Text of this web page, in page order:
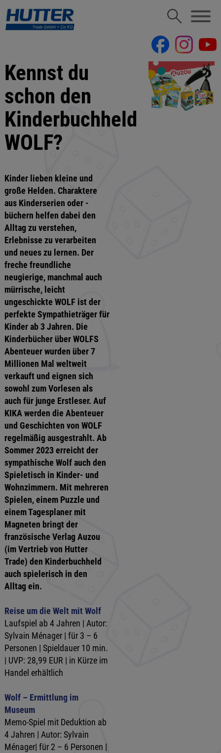
Kennst du
schon den
Kinderbuchheld
WOLF?
Kinder lieben kleine und
große Helden. Charaktere
aus Kinderserien oder -
büchern helfen dabei den
Alltag zu verstehen,
Erlebnisse zu verarbeiten
und neues zu lernen. Der
freche freundliche
neugierige, manchmal auch
mürrische, leicht
ungeschickte WOLF ist der
perfekte Sympathieträger für
Kinder ab 3 Jahren. Die
Kinderbücher über WOLFS
Abenteuer wurden über 7
Millionen Mal weltweit
verkauft und eignen sich
sowohl zum Vorlesen als
auch für junge Erstleser. Auf
KIKA werden die Abenteuer
und Geschichten von WOLF
regelmäßig ausgestrahlt. Ab
Sommer 2023 erreicht der
sympathische Wolf auch den
Spieletisch in Kinder- und
Wohnzimmern. Mit mehreren
Spielen, einem Puzzle und
einem Tagesplaner mit
Magneten bringt der
französische Verlag Auzou
(im Vertrieb von Hutter
Trade) den Kinderbuchheld
auch spielerisch in den
Alltag ein.
Reise um die Welt mit Wolf
Laufspiel ab 4 Jahren | Autor:
Sylvain Ménager | für 3 – 6
Personen | Spieldauer 10 min.
| UVP: 28,99 EUR | in Kürze im
Handel erhältlich
Wolf – Ermittlung im
Museum
Memo-Spiel mit Deduktion ab
4 Jahren | Autor: Sylvain
Ménager| für 2 – 6 Personen |